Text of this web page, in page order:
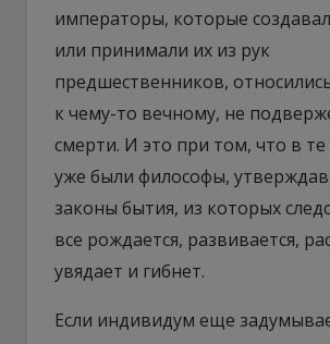
императоры, которые
или принимали их из рук
предшественников,
к чему-то вечному, не
смерти. И это при том, что в
уже были философы,
законы бытия, из которых
все рождается, развивается,
увядает и гибнет.
Если индивидум еще